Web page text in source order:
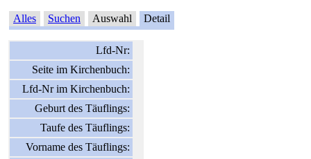
Alles Suchen Auswahl Detail
Lfd-Nr:
Seite im Kirchenbuch:
Lfd-Nr im Kirchenbuch:
Geburt des Täuflings:
Taufe des Täuflings:
Vorname des Täuflings: